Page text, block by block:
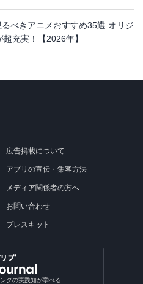
るべきアニメおすすめ35選 オリジ
充実！【2026年】
広告掲載について
アプリの宣伝・集客方法
メディア関係者の方へ
お問い合わせ
プレスキット
グの実践知が学べる